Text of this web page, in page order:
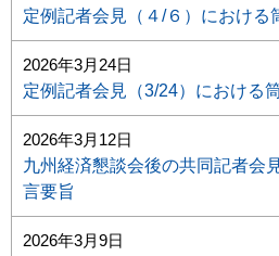
定例記者会見（４/６）における
2026年3月24日
定例記者会見（3/24）における
2026年3月12日
九州経済懇談会後の共同記者会
言要旨
2026年3月9日